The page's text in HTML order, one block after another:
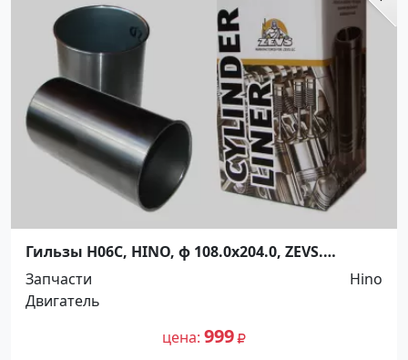
Гильзы H06C, HINO, ф 108.0x204.0, ZEVS.
Распродажа! Краснодар
Запчасти
Hino
Двигатель
цена 999